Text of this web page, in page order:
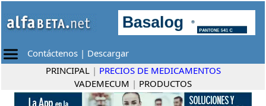
Contáctenos | Descargar
PRINCIPAL | PRECIOS DE MEDICAMENTOS
VADEMECUM | PRODUCTOS